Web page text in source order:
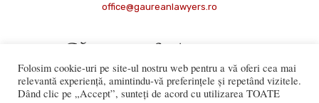
office@gaureanlawyers.ro
Folosim cookie-uri pe site-ul nostru web pentru a vă oferi cea mai
relevantă experiență, amintindu-vă preferințele și repetând vizitele.
Dând clic pe „Accept”, sunteți de acord cu utilizarea TOATE